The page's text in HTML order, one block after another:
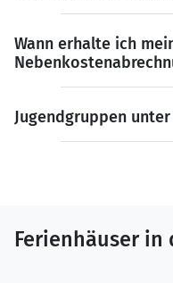
Wann erhalte ich
Jugendgruppen unter
Ferienhäuser in